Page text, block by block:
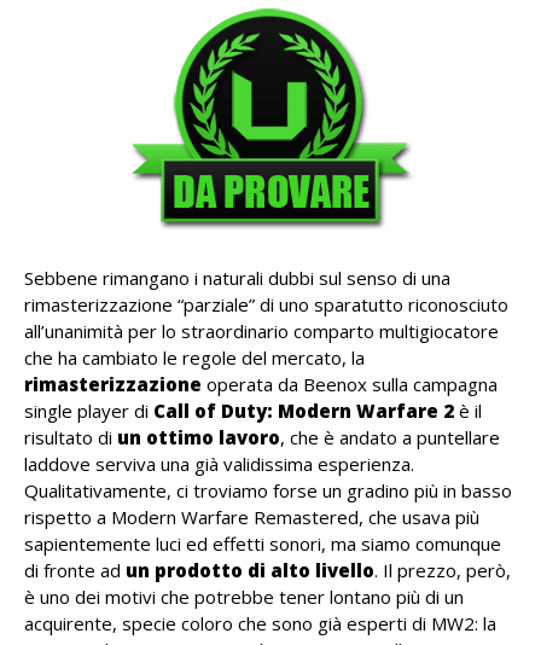
Sebbene rimangano i naturali dubbi sul senso di una
rimasterizzazione “parziale” di uno sparatutto riconosciuto
all’unanimità per lo straordinario comparto multigiocatore
che ha cambiato le regole del mercato, la
rimasterizzazione operata da Beenox sulla campagna
single player di Call of Duty: Modern Warfare 2 è il
risultato di un ottimo lavoro, che è andato a puntellare
laddove serviva una già validissima esperienza.
Qualitativamente, ci troviamo forse un gradino più in basso
rispetto a Modern Warfare Remastered, che usava più
sapientemente luci ed effetti sonori, ma siamo comunque
di fronte ad un prodotto di alto livello. Il prezzo, però,
è uno dei motivi che potrebbe tener lontano più di un
acquirente, specie coloro che sono già esperti di MW2: la